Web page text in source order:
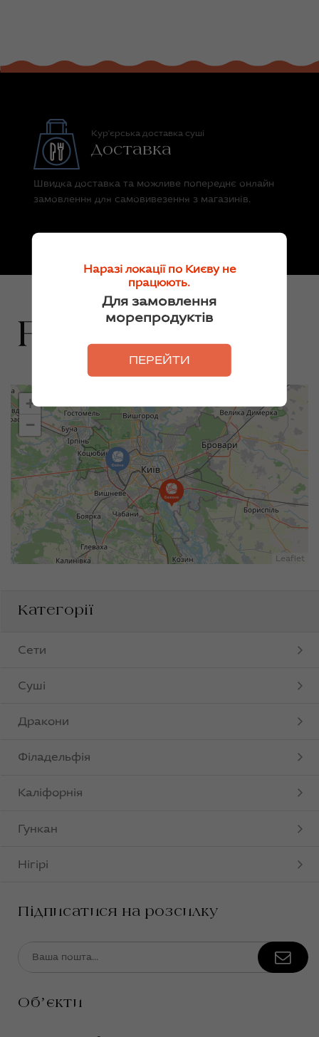
Наразі локації по Києву не
працюють.
Для замовлення
морепродуктів
ПЕРЕЙТИ
Кур'єрська доставка суші
Доставка
Швидка доставка та можливе попереднє онлайн
замовлення для самовивезення з магазинів.
+
−
Leaflet
Категорії
Сети
Суші
Дракони
Філадельфія
Каліфорнія
Гункан
Нігірі
Підписатися на розсилку
Обʼєкти